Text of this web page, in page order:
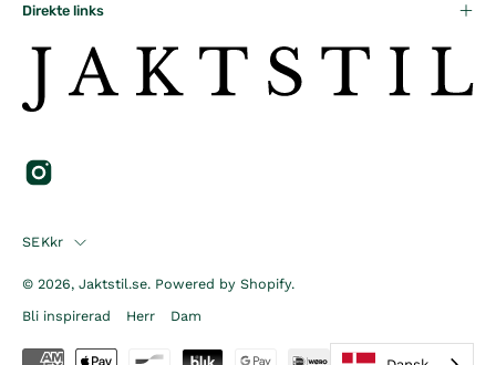
Direkte links
Country
SEKkr
© 2026, Jaktstil.se. Powered by Shopify.
Bli inspirerad
Herr Dam